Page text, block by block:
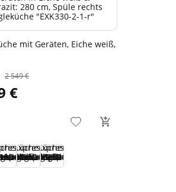
mit Geräten, Eiche weiß,
2 549 €
€